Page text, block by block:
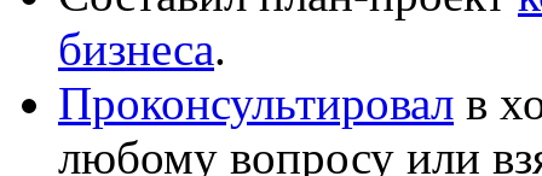
бизнеса.
Проконсультировал в
любому вопросу или